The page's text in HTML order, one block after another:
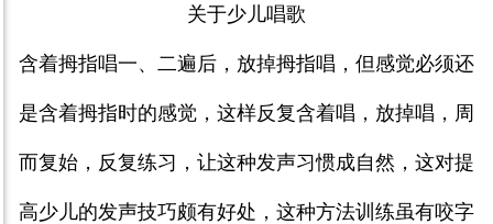
关于少儿唱歌
含着拇指唱一、二遍后，放掉拇指唱，但感觉必须还
是含着拇指时的感觉，这样反复含着唱，放掉唱，周
而复始，反复练习，让这种发声习惯成自然，这对提
高少儿的发声技巧颇有好处，这种方法训练虽有咬字